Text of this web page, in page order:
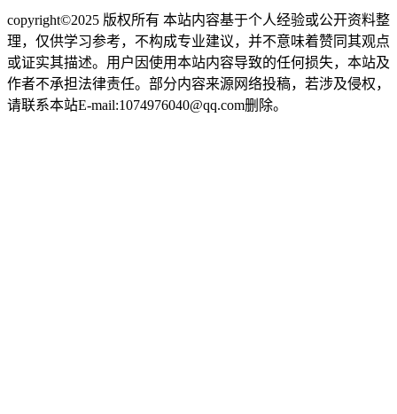
copyright©2025 版权所有 本站内容基于个人经验或公开资料整
理，仅供学习参考，不构成专业建议，并不意味着赞同其观点
或证实其描述。用户因使用本站内容导致的任何损失，本站及
作者不承担法律责任。部分内容来源网络投稿，若涉及侵权，
请联系本站E-mail:1074976040@qq.com删除。